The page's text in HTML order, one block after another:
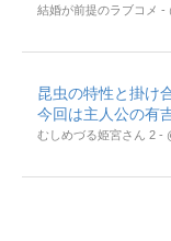
結婚が前提のラブコメ -
昆虫の特性と掛け
今回は主人公の有
むしめづる姫宮さん 2 -